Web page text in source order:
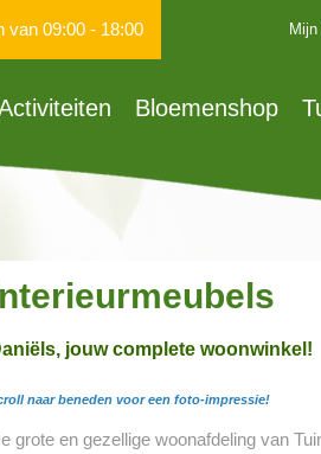
van 09:00 - 18:00
Bloemenshop
jouw complete woonwinkel!
naar beneden voor een foto-impressie!
grote en gezellige woonafdeling van